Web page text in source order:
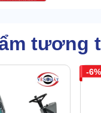
tương
6